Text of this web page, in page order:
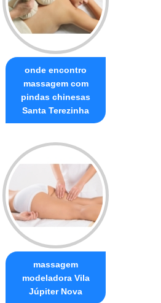
onde encontro
massagem com
pindas chinesas
Santa Terezinha
massagem
modeladora Vila
Júpiter Nova